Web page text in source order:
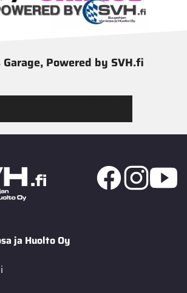
Garage, Powered by SVH.fi
ja Huolto Oy